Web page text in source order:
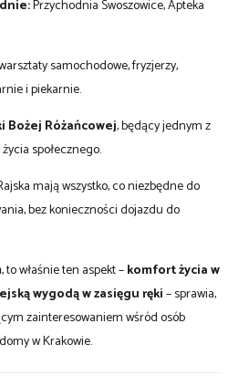
Przychodnia Swoszowice, Apteka
samochodowe, fryzjerzy,
i piekarnie.
Bożej Różańcowej, będący jednym z
społecznego.
mają wszystko, co niezbędne do
bez konieczności dojazdu do
, to właśnie ten aspekt –komfort życia w
wygodą w zasięgu ręki– sprawia,
zainteresowaniem wśród osób
w Krakowie.